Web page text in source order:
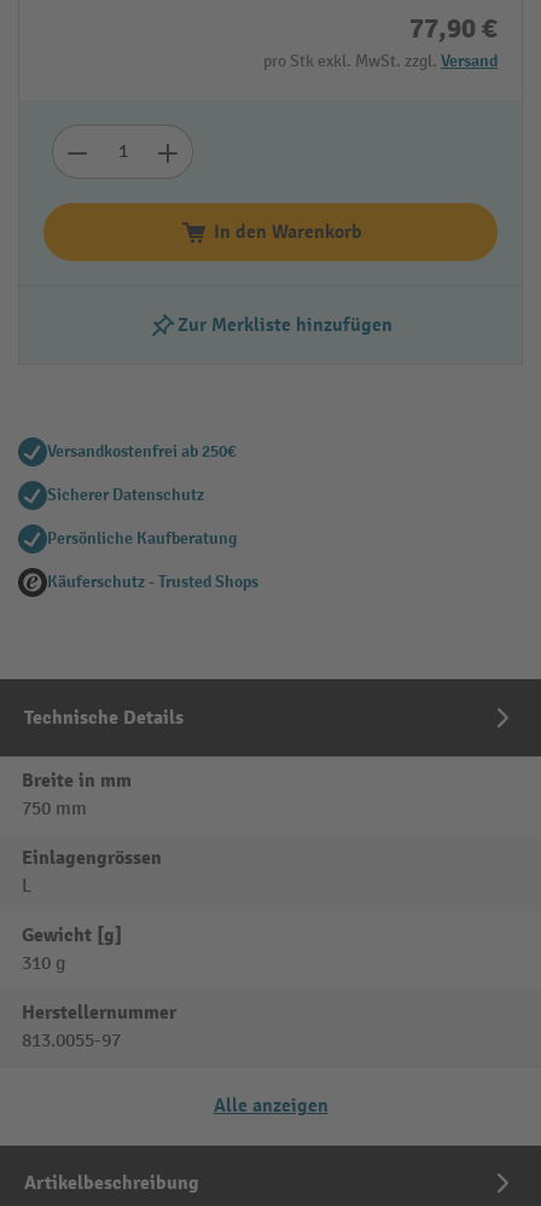
77,90 €
pro Stk exkl. MwSt. zzgl. Versand
In den Warenkorb
Zur Merkliste hinzufügen
Versandkostenfrei ab 250€
Sicherer Datenschutz
Persönliche Kaufberatung
Käuferschutz - Trusted Shops
Technische Details
Breite in mm
750 mm
Einlagengrössen
L
Gewicht [g]
310 g
Herstellernummer
813.0055-97
Alle anzeigen
Artikelbeschreibung